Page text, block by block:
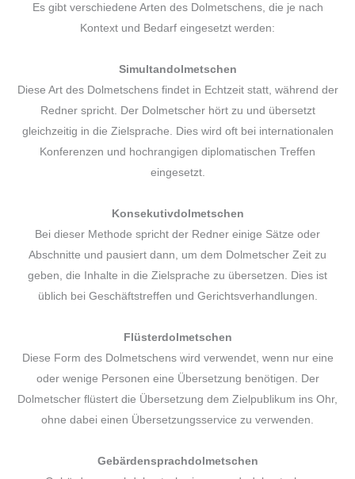
Es gibt verschiedene Arten des Dolmetschens, die je nach
Kontext und Bedarf eingesetzt werden:
Simultandolmetschen
Diese Art des Dolmetschens findet in Echtzeit statt, während der
Redner spricht. Der Dolmetscher hört zu und übersetzt
gleichzeitig in die Zielsprache. Dies wird oft bei internationalen
Konferenzen und hochrangigen diplomatischen Treffen
eingesetzt.
Konsekutivdolmetschen
Bei dieser Methode spricht der Redner einige Sätze oder
Abschnitte und pausiert dann, um dem Dolmetscher Zeit zu
geben, die Inhalte in die Zielsprache zu übersetzen. Dies ist
üblich bei Geschäftstreffen und Gerichtsverhandlungen.
Flüsterdolmetschen
Diese Form des Dolmetschens wird verwendet, wenn nur eine
oder wenige Personen eine Übersetzung benötigen. Der
Dolmetscher flüstert die Übersetzung dem Zielpublikum ins Ohr,
ohne dabei einen Übersetzungsservice zu verwenden.
Gebärdensprachdolmetschen